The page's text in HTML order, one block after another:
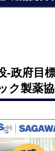
‐政府目
ク製薬